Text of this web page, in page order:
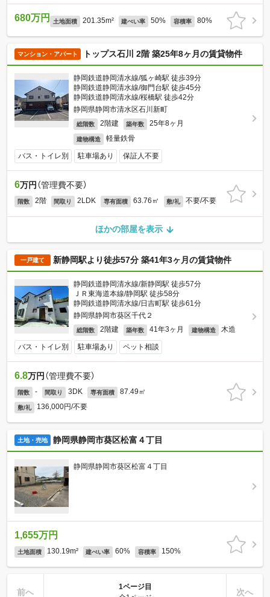
680万円 土地面積 201.35m² 建ぺい率 50% 容積率 80%
マンション・アパート トップス石川 2階 築25年8ヶ月の賃貸物件
静岡鉄道静岡清水線/狐ヶ崎駅 徒歩39分
静岡鉄道静岡清水線/御門台駅 徒歩45分
静岡鉄道静岡清水線/桜橋駅 徒歩42分
静岡県静岡市清水区石川新町
総階数 2階建 築年数 25年8ヶ月
建物構造 軽量鉄骨
バス・トイレ別 駐車場あり 保証人不要
6万円 （管理費不要）
階数 2階 間取り 2LDK 専有面積 63.76㎡ 敷/礼 不要/不要
ほかの部屋を表示
一戸建て 新静岡駅より徒歩57分 築41年3ヶ月の賃貸物件
静岡鉄道静岡清水線/新静岡駅 徒歩57分
ＪＲ東海道本線/静岡駅 徒歩58分
静岡鉄道静岡清水線/日吉町駅 徒歩61分
静岡県静岡市葵区千代２
総階数 2階建 築年数 41年3ヶ月 建物構造 木造
バス・トイレ別 駐車場あり ペット相談
6.8万円 （管理費不要）
階数 - 間取り 3DK 専有面積 87.49㎡
敷/礼 136,000円/不要
土地・売地 静岡県静岡市葵区松富４丁目
静岡県静岡市葵区松富４丁目
1,655万円
土地面積 130.19m² 建ぺい率 60% 容積率 150%
前へ
1ページ目
次へ